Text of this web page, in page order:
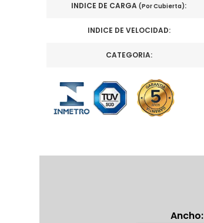
INDICE DE CARGA(Por Cubierta):
INDICE DE VELOCIDAD:
CATEGORIA:
Ancho: